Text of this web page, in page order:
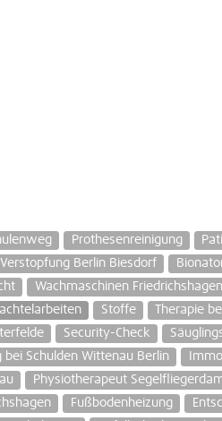
Prothesenreinigung
Verstopfung Berlin Biesdorf
Wachmaschinen
Stoffe
Therapie
Security-Check
bei Schulden Wittenau Berlin
Physiotherapeut
Fußbodenheizung